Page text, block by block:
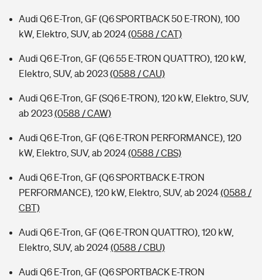
Typklassen: So ist Ihr Auto eingestuft
Sie haben Fragen?
Audi Q6 E-Tron, GF (Q6 SPORTBACK 50 E-TRON), 100
kW, Elektro, SUV, ab 2024(0588 / CAT)
Audi Q6 E-Tron, GF (Q6 55 E-TRON QUATTRO), 120 kW,
Elektro, SUV, ab 2023(0588 / CAU)
Audi Q6 E-Tron, GF (SQ6 E-TRON), 120 kW, Elektro, SUV,
ab 2023(0588 / CAW)
Audi Q6 E-Tron, GF (Q6 E-TRON PERFORMANCE), 120
kW, Elektro, SUV, ab 2024(0588 / CBS)
Audi Q6 E-Tron, GF (Q6 SPORTBACK E-TRON
PERFORMANCE), 120 kW, Elektro, SUV, ab 2024(0588 /
CBT)
Audi Q6 E-Tron, GF (Q6 E-TRON QUATTRO), 120 kW,
Elektro, SUV, ab 2024(0588 / CBU)
Audi Q6 E-Tron, GF (Q6 SPORTBACK E-TRON